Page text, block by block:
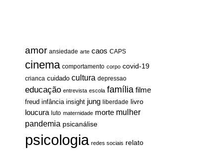
amor ansiedade arte caos CAPS
cinema comportamento corpo covid-19
crianca cuidado cultura depressao
educação entrevista escola família filme
freud infância insight jung liberdade livro
loucura luto maternidade morte mulher
pandemia psicanálise
psicologia redes sociais relato